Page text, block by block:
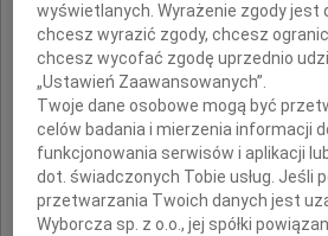
Z głębokim żalem i
wyświetlanych. Wyrażenie zgody jest
chcesz wyrazić zgody, chcesz
chcesz wycofać zgodę uprzednio
„Ustawień Zaawansowanych”.
Twoje dane osobowe mogą być
celów badania i mierzenia informacji
funkcjonowania serwisów i aplikacji
dot. świadczonych Tobie usług. Jeśli
przetwarzania Twoich danych jest
Wyborcza sp. z o.o., jej spółki